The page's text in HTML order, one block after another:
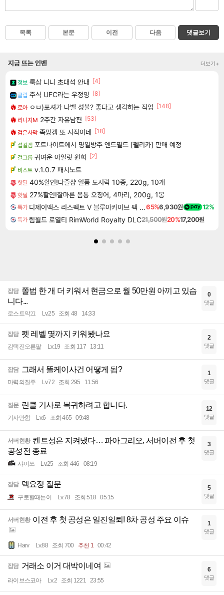
목록 본문 이전 다음 댓글보기
지금 뜨는 인벤 더보기+
정보 룩삼 니니 초대석 안내 [4]
클립 주식 UFC라는 우정잉 [8]
로아 ㅇㅂ)포셔가 나벨 성불? 좋다고 생각하는 직업 [148]
리니지M 2주간 자유남편 [53]
검은사막 족망겜 또 시작이네 [18]
섭컬겜 포트나이트에서 명일방주 엔드필드 [펠리카] 판매 예정
걸그룹 귀여운 아일릿 원희 [2]
비스트 v.1.0.7 패치노트
핫딜 40%할인!다즐샵 일품 도시락 10종, 220g, 10개
핫딜 27%할인!잘마른 몸통 오징어, 4마리, 200g, 1봉
특가 디제이맥스 리스펙트 V 블루아카이브 팩 DJMAX RESPECT V Blue Archive Pack DLC65%6,930원 12%
특가 림월드 로열티 RimWorld Royalty DLC21,500원20%17,200원
잡담 쫄법 한 개 더 키워서 현금으로 월 50만원 아끼고 있습
니다...
로스트악끄 Lv.25 조회 48 14:33
0
댓글
잡담 펫 레벨 몇까지 키워봤나요
김택진오른팔 Lv.19 조회 117 13:11
2
댓글
잡담 그래서 똘케이사건 어떻게 됨?
마력의질주 Lv.72 조회 295 11:56
1
댓글
질문 린클 기사로 복귀하려고 합니다.
기사만함 Lv.6 조회 465 09:48
12
댓글
서버현황 켄트성은 지켜냈다… 파아그리오, 서버이전 후 첫
공성전 종료
샤이쓰 Lv.25 조회 446 08:19
3
댓글
잡담 덱요정 질문
구토할때는이 Lv.78 조회 518 05:15
5
댓글
서버현황 이전 후 첫 공성은 일진일퇴! 8차 공성 주요 이슈
Harv Lv.88 조회 700 추천 1 00:42
1
댓글
잡담 거래소 이거 대박이네여
라이브스코아 Lv.2 조회 1221 23:55
6
댓글